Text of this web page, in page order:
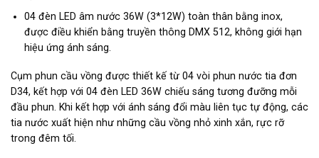
04 đèn LED âm nước 36W (3*12W) toàn thân bằng inox,
được điều khiển bằng truyền thông DMX 512, không giới hạn
hiệu ứng ánh sáng.
Cụm phun cầu vồng được thiết kế từ 04 vòi phun nước tia đơn
D34, kết hợp với 04 đèn LED 36W chiếu sáng tương đưỡng mỗi
đầu phun. Khi kết hợp với ánh sáng đổi màu liên tục tự động, các
tia nước xuất hiện như những cầu vồng nhỏ xinh xắn, rực rỡ
trong đêm tối.